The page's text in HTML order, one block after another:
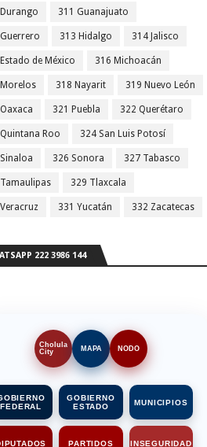
311 Guanajuato
313 Hidalgo 314 Jalisco
de México 316 Michoacán
318 Nayarit 319 Nuevo León
321 Puebla 322 Querétaro
Roo 324 San Luis Potosí
326 Sonora 327 Tabasco
329 Tlaxcala
331 Yucatán 332 Zacatecas
222 3986 144
Cholula
City
MAPA NODO
FEDERAL
GOBIERNO
ESTADO
MUNICIPIOS
PARTIDOS INSEGURIDAD